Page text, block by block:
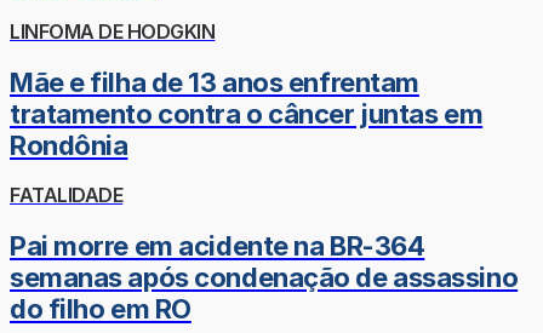
LINFOMA DE HODGKIN
Mãe e filha de 13 anos enfrentam
tratamento contra o câncer juntas em
Rondônia
FATALIDADE
Pai morre em acidente na BR-364
semanas após condenação de assassino
do filho em RO